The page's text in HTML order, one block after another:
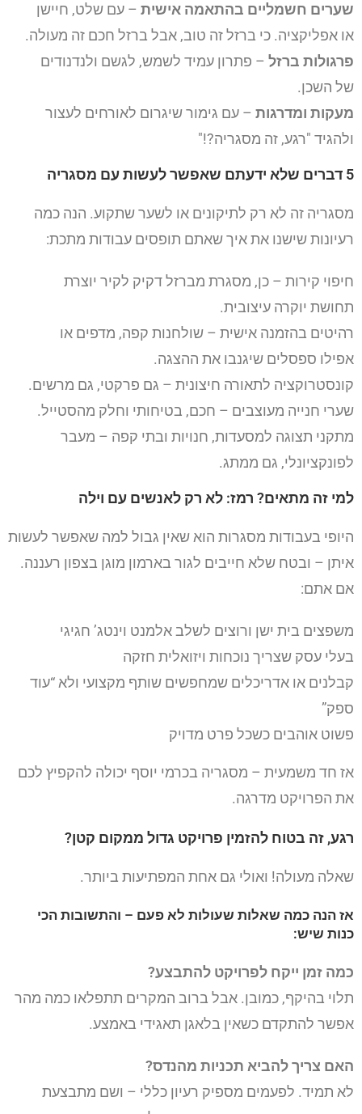
שערים חשמליים בהתאמה אישית – עם שלט, חיישן
או אפליקציה. כי ברזל זה טוב, אבל ברזל חכם זה מעולה.
פרגולות ברזל – פתרון עמיד לשמש, לגשם ולנדנודים
של השכן.
מעקות ומדרגות – עם גימור שיגרום לאורחים לעצור
ולהגיד "רגע, זה מסגריה?!"
5 דברים שלא ידעתם שאפשר לעשות עם מסגריה
מסגריה זה לא רק לתיקונים או לשער שתקוע. הנה כמה
רעיונות שישנו את איך שאתם תופסים עבודות מתכת:
חיפוי קירות – כן, מסגרת מברזל דקיק לקיר יוצרת
תחושת יוקרה עיצובית.
רהיטים בהזמנה אישית – שולחנות קפה, מדפים או
אפילו ספסלים שיגנבו את ההצגה.
קונסטרוקציה לתאורה חיצונית – גם פרקטי, גם מרשים.
שערי חנייה מעוצבים – חכם, בטיחותי וחלק מהסטייל.
מתקני תצוגה למסעדות, חנויות ובתי קפה – מעבר
לפונקציונלי, גם ממתג.
למי זה מתאים? רמז: לא רק לאנשים עם וילה
היופי בעבודות מסגרות הוא שאין גבול למה שאפשר לעשות
איתן – ובטח שלא חייבים לגור בארמון מוגן בצפון רעננה.
אם אתם:
משפצים בית ישן ורוצים לשלב אלמנט וינטג’ חגיגי
בעלי עסק שצריך נוכחות ויזואלית חזקה
קבלנים או אדריכלים שמחפשים שותף מקצועי ולא “עוד
ספק”
פשוט אוהבים כשכל פרט מדויק
אז חד משמעית – מסגריה בכרמי יוסף יכולה להקפיץ לכם
את הפרויקט מדרגה.
רגע, זה בטוח להזמין פרויקט גדול ממקום קטן?
שאלה מעולה! ואולי גם אחת המפתיעות ביותר.
אז הנה כמה שאלות שעולות לא פעם – והתשובות הכי
כנות שיש:
כמה זמן ייקח לפרויקט להתבצע?
תלוי בהיקף, כמובן. אבל ברוב המקרים תתפלאו כמה מהר
אפשר להתקדם כשאין בלאגן תאגידי באמצע.
האם צריך להביא תכניות מהנדס?
לא תמיד. לפעמים מספיק רעיון כללי – ושם מתבצעת